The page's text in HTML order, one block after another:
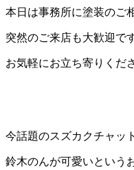
本日は事務所に塗装のご
突然のご来店も大歓迎で
お気軽にお立ち寄りくだ
今話題のスズカクチャッ
鈴木のんが可愛いという